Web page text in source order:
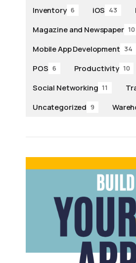
Inventory 6 iOS 43
Magazine and Newspaper 10
Mobile App Development 34
POS 6 Productivity 10
Social Networking 11
Uncategorized 9